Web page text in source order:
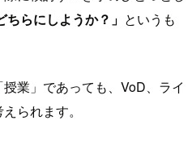
ちらにしようか？」 というも
業」であっても、VoD、ライ
られます。